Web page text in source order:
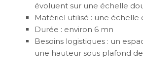
évoluent sur une échelle
Matériel utilisé : une échelle
Durée : environ 6 mn
Besoins logistiques : un
une hauteur sous plafond